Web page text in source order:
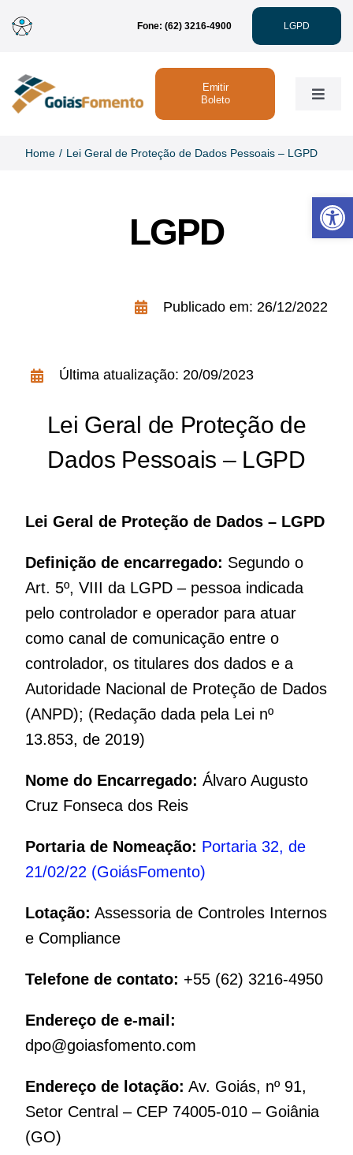
Abrir
para
conteúdo
Fone: (62) 3216-4900 LGPD
Toggle
Institucional
Emitir
Boleto
Home Lei Geral de Proteção de Dados Pessoais – LGPD
LGPD
Publicado em: 26/12/2022
Última atualização: 20/09/2023
Lei Geral de Proteção de
Dados Pessoais – LGPD
Lei Geral de Proteção de Dados – LGPD
Definição de encarregado: Segundo o
Art. 5º, VIII da LGPD – pessoa indicada
pelo controlador e operador para atuar
como canal de comunicação entre o
controlador, os titulares dos dados e a
Autoridade Nacional de Proteção de Dados
(ANPD); (Redação dada pela Lei nº
13.853, de 2019)
Nome do Encarregado: Álvaro Augusto
Cruz Fonseca dos Reis
Portaria de Nomeação: Portaria 32, de
21/02/22 (GoiásFomento)
Lotação: Assessoria de Controles Internos
e Compliance
Telefone de contato: +55 (62) 3216-4950
Endereço de e-mail:
dpo@goiasfomento.com
Endereço de lotação: Av. Goiás, nº 91,
Setor Central – CEP 74005-010 – Goiânia
(GO)